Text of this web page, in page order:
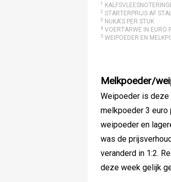
1
2 STARTERPRIJS AF
3 NUKA'S PER STUK
4 VOERTARWE IN EURO
5 WEIPOEDER EN
Melkpoeder/
Weipoeder is deze
melkpoeder 3
weipoeder en
was de
veranderd in 1:2.
deze week gelijk